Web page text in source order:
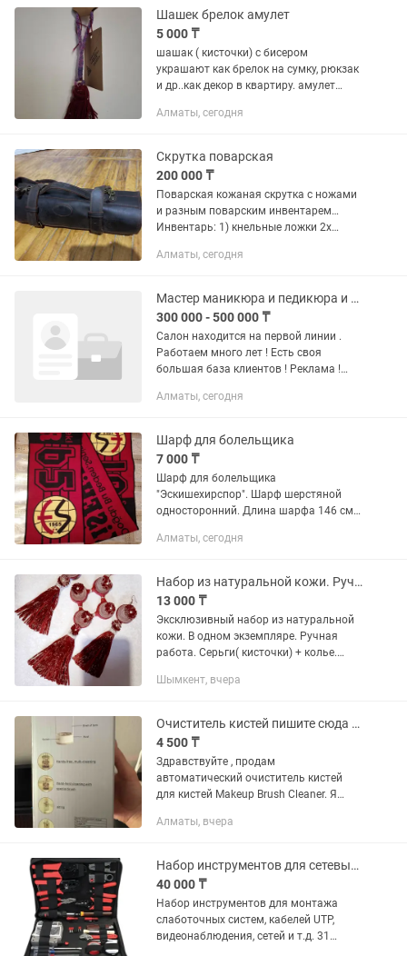
Шашек брелок амулет
5 000 ₸
шашак ( кисточки) с бисером
украшают как брелок на сумку, рюкзак
и др..как декор в квартиру. амулет
пряжи в ассортименте шерсть/ акрил
Алматы, сегодня
Скрутка поварская
200 000 ₸
Поварская кожаная скрутка с ножами
и разным поварским инвентарем…
Инвентарь: 1) кнельные ложки 2х
4) 2 овощных ножа 5) лопатка силикон
Алматы, сегодня
Мастер маникюра и педикюра и наращивания ногтей
300 000 - 500 000 ₸
Салон находится на первой линии .
Работаем много лет ! Есть своя
большая база клиентов ! Реклама !
проходимость ! Хороший коллектив !
Алматы, сегодня
Шарф для болельщика
7 000 ₸
Шарф для болельщика
"Эскишехирспор". Шарф шерстяной
односторонний. Длина шарфа 146 см
20 см В идеальном состоянии. Продам.
Алматы, сегодня
Набор из натуральной кожи. Ручная работа
13 000 ₸
Эксклюзивный набор из натуральной
кожи. В одном экземпляре. Ручная
работа. Серьги( кисточки) + колье.
Шымкент, вчера
Очиститель кистей пишите сюда или
4 500 ₸
Здравствуйте , продам
автоматический очиститель кистей
для кистей Makeup Brush Cleaner. Я
пользоваться: Что это такое Это
Алматы, вчера
Набор инструментов для сетевых работ 31 в 1 Cablexpert TK-Network
40 000 ₸
Набор инструментов для монтажа
слаботочных систем, кабелей UTP,
видеонаблюдения, сетей и т.д. 31